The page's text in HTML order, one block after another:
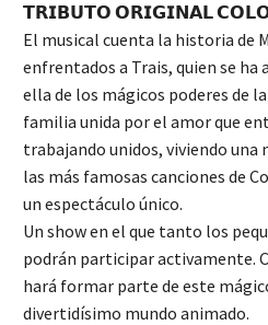
𝗧𝗥𝗜𝗕𝗨𝗧𝗢 𝗢𝗥𝗜𝗚𝗜𝗡𝗔𝗟
El musical cuenta la historia de
enfrentados a Trais, quien se ha
ella de los mágicos poderes de
familia unida por el amor que
trabajando unidos, viviendo una
las más famosas canciones de
un espectáculo único.
Un show en el que tanto los
podrán participar activamente.
hará formar parte de este
divertidísimo mundo animado.